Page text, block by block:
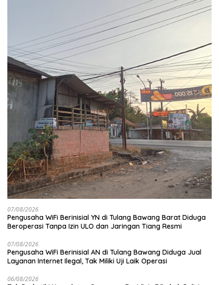
07/08/2026
Pengusaha WiFi Berinisial YN di Tulang Bawang Barat Diduga
Beroperasi Tanpa Izin ULO dan Jaringan Tiang Resmi
07/08/2026
Pengusaha WiFi Berinisial AN di Tulang Bawang Diduga Jual
Layanan Internet Ilegal, Tak Miliki Uji Laik Operasi
06/08/2026